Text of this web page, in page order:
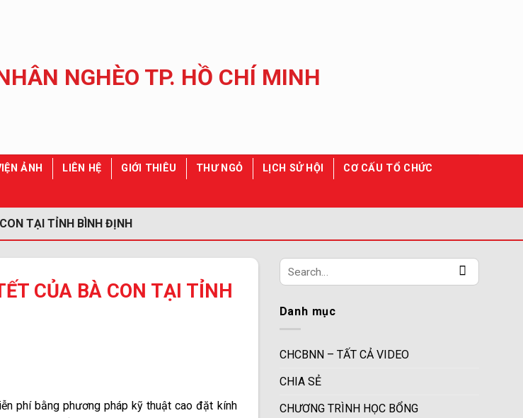
ẢNH LIÊN HỆ GIỚI THIÊU THƯ NGỎ LỊCH SỬ HỘI CƠ CẤU TỔ CHỨC
TẠI TỈNH BÌNH ĐỊNH
CỦA BÀ CON TẠI TỈNH
phí bằng phương pháp kỹ thuật cao đặt kính
Danh mục
CHCBNN – TẤT CẢ VIDEO
CHIA SẺ
CHƯƠNG TRÌNH HỌC BỔNG